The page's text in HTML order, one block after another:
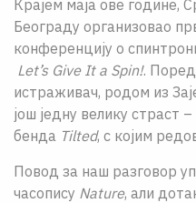
Крајем маја ове године,
Београду организовао
конференцију о
Let’s Give It a Spin!. Поред
истраживач, родом из
још једну велику страст
бенда Tilted, с којим
Повод за наш разговор
часопису Nature, али